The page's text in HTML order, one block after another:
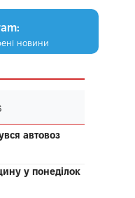
новини
автовоз
у понеділок